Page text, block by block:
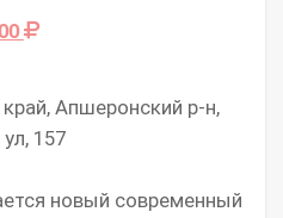
Апшеронский р-н,
157
новый современный